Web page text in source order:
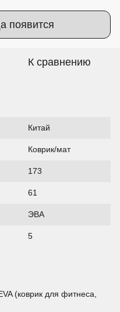
появится
К сравнению
Китай
Коврик/мат
173
61
ЭВА
5
(коврик для фитнеса,